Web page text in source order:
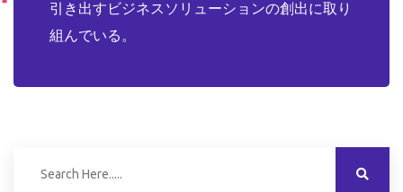
引き出すビジネスソリューションの創出に取り
組んでいる。